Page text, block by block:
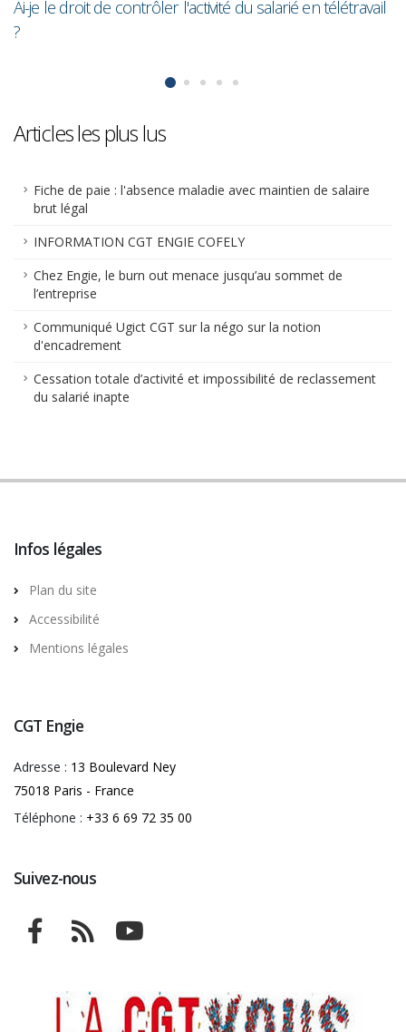
l'activité du salarié en télétravail
Articles les plus lus
Fiche de paie : l'absence maladie avec maintien de salaire
brut légal
INFORMATION CGT ENGIE COFELY
Chez Engie, le burn out menace jusqu’au sommet de
l’entreprise
Communiqué Ugict CGT sur la négo sur la notion
d'encadrement
Cessation totale d’activité et impossibilité de reclassement
du salarié inapte
Infos légales
Plan du site
Accessibilité
Mentions légales
CGT Engie
Adresse : 13 Boulevard Ney
75018 Paris - France
Téléphone : +33 6 69 72 35 00
Suivez-nous